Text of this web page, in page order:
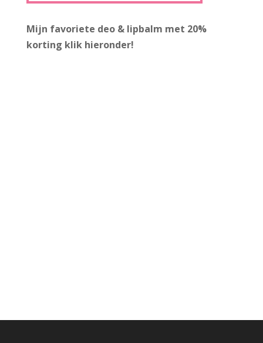
Mijn favoriete deo & lipbalm met 20%
korting klik hieronder!